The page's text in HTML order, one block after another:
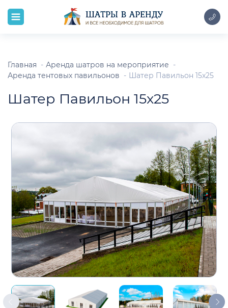
Главная
Аренда шатров на мероприятие
Аренда тентовых павильонов
Шатер Павильон 15x25
Шатер Павильон 15x25